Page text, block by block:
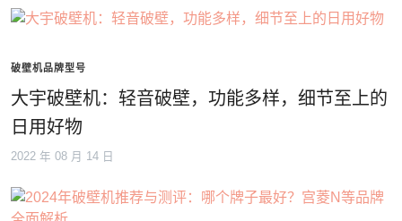
破壁机品牌型号
大宇破壁机：轻音破壁，功能多样，细节至上的
日用好物
2022 年 08 月 14 日